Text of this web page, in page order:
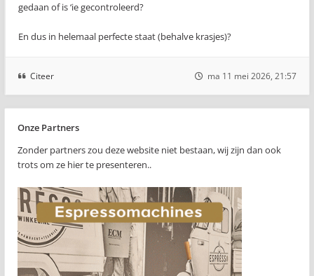
gedaan of is ‘ie gecontroleerd?
En dus in helemaal perfecte staat (behalve krasjes)?
Citeer ma 11 mei 2026, 21:57
Onze Partners
Zonder partners zou deze website niet bestaan, wij zijn dan ook
trots om ze hier te presenteren..